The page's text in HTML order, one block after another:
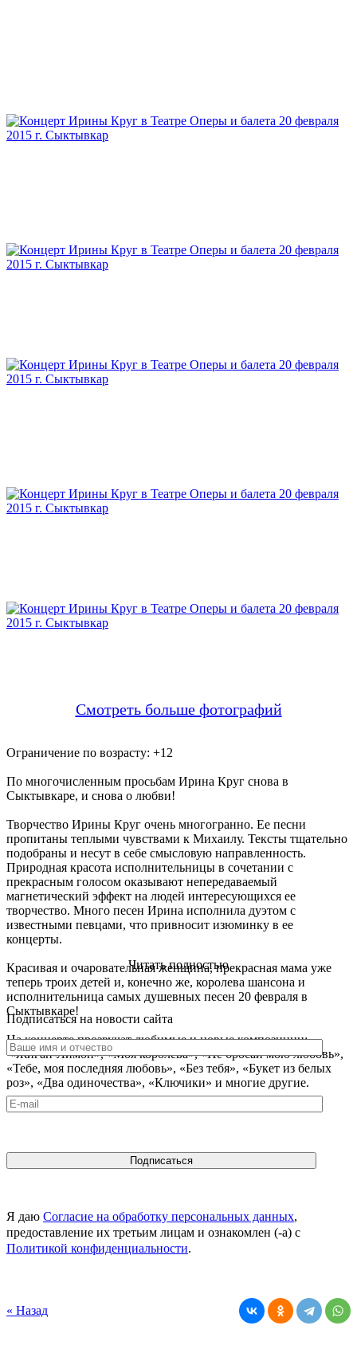
Смотреть больше фотографий
Ограничение по возрасту: +12
По многочисленным просьбам Ирина Круг снова в
Сыктывкаре, и снова о любви!
Творчество Ирины Круг очень многогранно. Ее песни
пропитаны теплыми чувствами к Михаилу. Тексты тщательно
подобраны и несут в себе смысловую направленность.
Природная красота исполнительницы в сочетании с
прекрасным голосом оказывают непередаваемый
магнетический эффект на людей интересующихся ее
творчество. Много песен Ирина исполнила дуэтом с
известными певцами, что привносит изюминку в ее
концерты.
Красивая и очаровательная женщина, прекрасная мама уже
теперь троих детей и, конечно же, королева шансона и
исполнительница самых душевных песен 20 февраля в
Сыктывкаре!
На концерте прозвучат любимые и новые композиции:
«Жиган-Лимон», «Моя королева», «Не бросай мою любовь»,
«Тебе, моя последняя любовь», «Без тебя», «Букет из белых
роз», «Два одиночества», «Ключики» и многие другие.
Читать полностью
Подписаться на новости сайта
Я даю Согласие на обработку персональных данных,
предоставление их третьим лицам и ознакомлен (-а) c
Политикой конфиденциальности.
« Назад